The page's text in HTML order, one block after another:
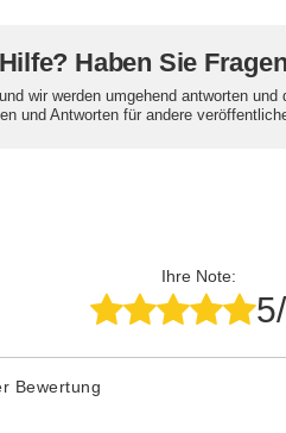
Haben Sie
wir werden umgehend antworten und
und Antworten für andere
Ihre Note:
Bewertung